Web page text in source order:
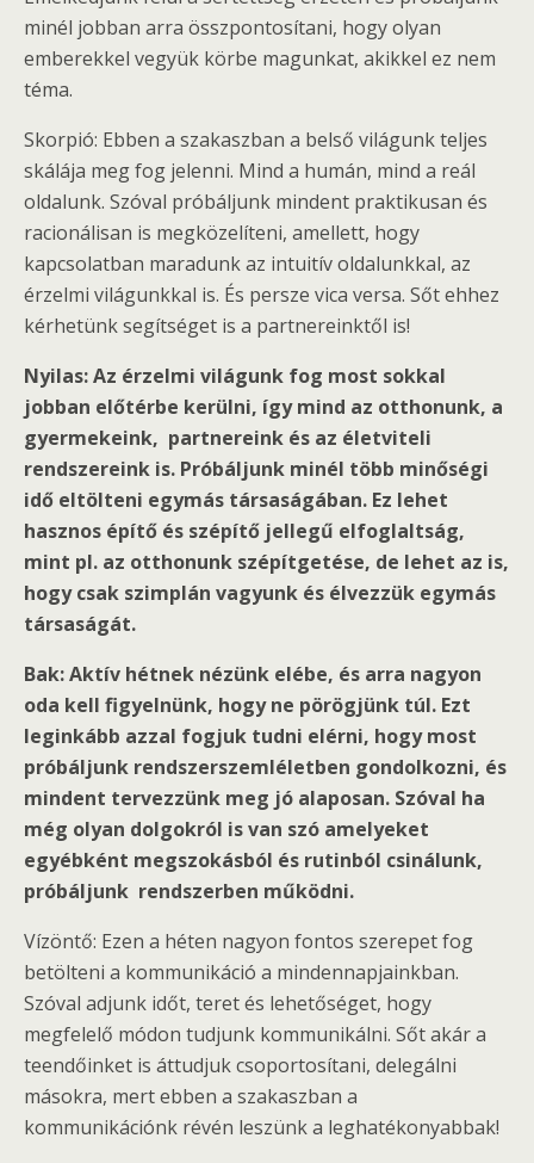
minél jobban arra összpontosítani, hogy olyan
emberekkel vegyük körbe magunkat, akikkel ez nem
téma.
Skorpió: Ebben a szakaszban a belső világunk teljes
skálája meg fog jelenni. Mind a humán, mind a reál
oldalunk. Szóval próbáljunk mindent praktikusan és
racionálisan is megközelíteni, amellett, hogy
kapcsolatban maradunk az intuitív oldalunkkal, az
érzelmi világunkkal is. És persze vica versa. Sőt ehhez
kérhetünk segítséget is a partnereinktől is!
Nyilas: Az érzelmi világunk fog most sokkal
jobban előtérbe kerülni, így mind az otthonunk, a
gyermekeink, partnereink és az életviteli
rendszereink is. Próbáljunk minél több minőségi
idő eltölteni egymás társaságában. Ez lehet
hasznos építő és szépítő jellegű elfoglaltság,
mint pl. az otthonunk szépítgetése, de lehet az is,
hogy csak szimplán vagyunk és élvezzük egymás
társaságát.
Bak: Aktív hétnek nézünk elébe, és arra nagyon
oda kell figyelnünk, hogy ne pörögjünk túl. Ezt
leginkább azzal fogjuk tudni elérni, hogy most
próbáljunk rendszerszemléletben gondolkozni, és
mindent tervezzünk meg jó alaposan. Szóval ha
még olyan dolgokról is van szó amelyeket
egyébként megszokásból és rutinból csinálunk,
próbáljunk rendszerben működni.
Vízöntő: Ezen a héten nagyon fontos szerepet fog
betölteni a kommunikáció a mindennapjainkban.
Szóval adjunk időt, teret és lehetőséget, hogy
megfelelő módon tudjunk kommunikálni. Sőt akár a
teendőinket is áttudjuk csoportosítani, delegálni
másokra, mert ebben a szakaszban a
kommunikációnk révén leszünk a leghatékonyabbak!